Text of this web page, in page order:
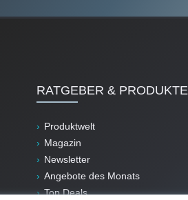
RATGEBER & PRODUKTE
Produktwelt
Magazin
Newsletter
Angebote des Monats
Top Deals